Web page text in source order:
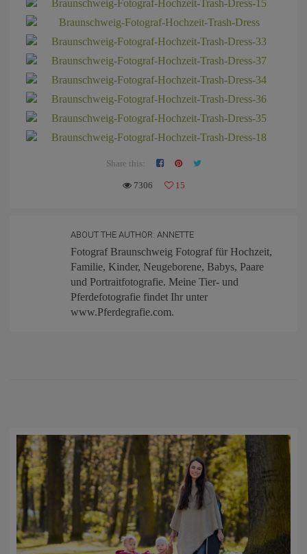
Share this:
7306 15
ABOUT THE AUTHOR: ANNETTE
Fotograf Braunschweig Fotograf für Hochzeit,
Familie, Kinder, Neugeborene, Babys, Paare
und Portraitfotografie. Meine Tier- und
Pferdefotografie findet Ihr unter
www.Pferdegrafie.com.